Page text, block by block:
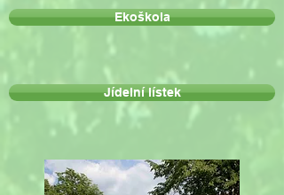
Ekoškola
Jídelní lístek